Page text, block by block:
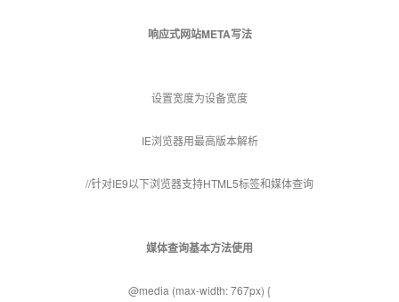
响应式网站META写法
设置宽度为设备宽度
IE浏览器用最高版本解析
//针对IE9以下浏览器支持HTML5标签和媒体查询
媒体查询基本方法使用
@media (max-width: 767px) {